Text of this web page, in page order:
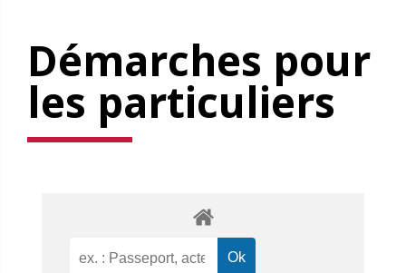
Démarches pour
les particuliers